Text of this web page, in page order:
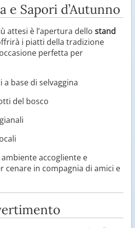
e Sapori d’Autunno
attesi è l’apertura dello stand
i piatti della tradizione
perfetta per
a base di selvaggina
del bosco
accogliente e
cenare in compagnia di amici e